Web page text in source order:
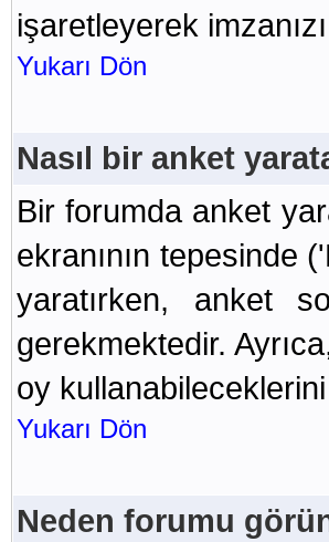
işaretleyerek
Yukarı Dön
Nasıl bir anket
Bir forumda anket
ekranının tepesinde
yaratırken, anket
gerekmektedir.
oy
Yukarı Dön
Neden forumu